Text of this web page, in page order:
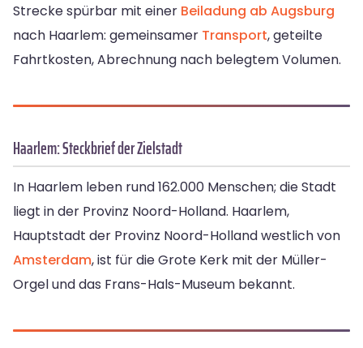
Strecke spürbar mit einer Beiladung ab Augsburg
nach Haarlem: gemeinsamer Transport, geteilte
Fahrtkosten, Abrechnung nach belegtem Volumen.
Haarlem: Steckbrief der Zielstadt
In Haarlem leben rund 162.000 Menschen; die Stadt
liegt in der Provinz Noord-Holland. Haarlem,
Hauptstadt der Provinz Noord-Holland westlich von
Amsterdam, ist für die Grote Kerk mit der Müller-
Orgel und das Frans-Hals-Museum bekannt.